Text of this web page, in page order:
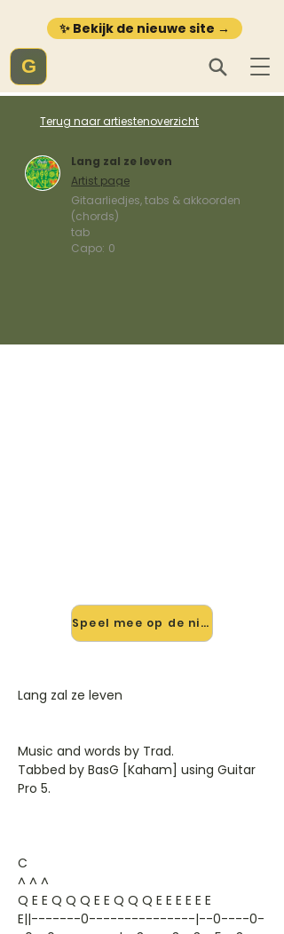
✨ Bekijk de nieuwe site →
G
Terug naar artiestenoverzicht
Lang zal ze leven
Artist page
Gitaarliedjes, tabs & akkoorden
(chords)
tab
Capo: 0
Speel mee op de nieuwe site →
Lang zal ze leven
Music and words by Trad.
Tabbed by BasG [Kaham] using Guitar
Pro 5.
C
^ ^ ^
Q E E Q Q Q E E Q Q Q E E E E E E
E||-------0---------------|--0----0-